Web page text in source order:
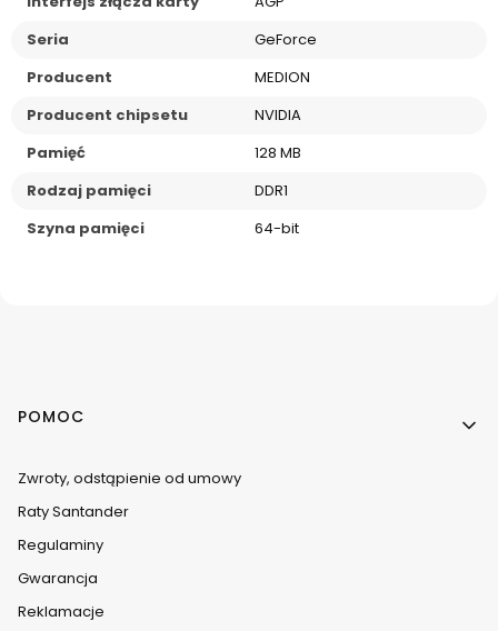
Seria
GeForce
Producent
MEDION
Producent chipsetu
NVIDIA
Pamięć
128 MB
Rodzaj pamięci
DDR1
Szyna pamięci
64-bit
Linki w stopce
POMOC
Zwroty, odstąpienie od umowy
Raty Santander
Regulaminy
Gwarancja
Reklamacje